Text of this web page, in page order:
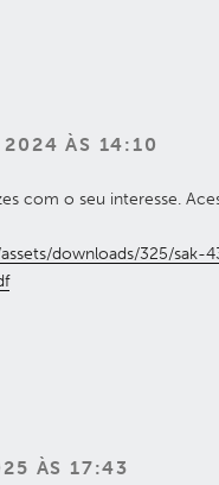
2024 ÀS 14:10
com o seu interesse.
downloads/325/sak-
ÀS 17:43